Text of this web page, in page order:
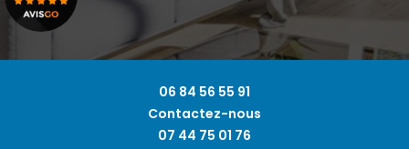
06 84 56 55 91
Contactez-nous
07 44 75 01 76